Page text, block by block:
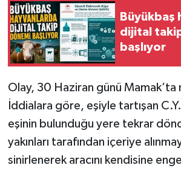
Büyükbaş
dijital
başlıyor
Olay, 30 Haziran günü
İddialara göre, eşiyle tartışan
eşinin bulunduğu yere tekrar
yakınları tarafından içeriye
sinirlenerek aracını kendisine